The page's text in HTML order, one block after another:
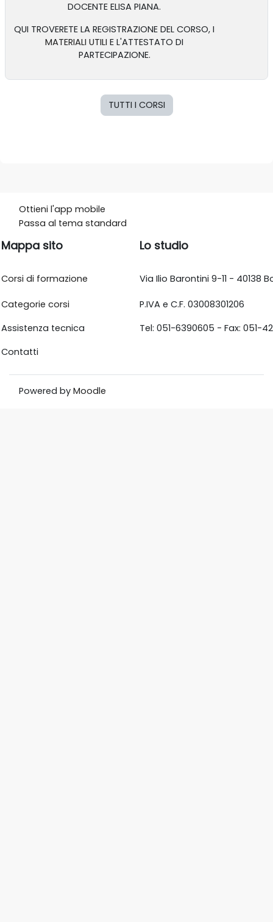
DOCENTE ELISA PIANA.
QUI TROVERETE LA REGISTRAZIONE DEL CORSO, I
MATERIALI UTILI E L'ATTESTATO DI
PARTECIPAZIONE.
TUTTI I CORSI
Ottieni l'app mobile
Passa al tema standard
Mappa sito Lo studio
Corsi di formazione Via Ilio Barontini 9-11 - 40138
Categorie corsi
P.IVA e C.F. 03008301206
Assistenza tecnica
Tel: 051-6390605 - Fax: 051-
Contatti
Powered by Moodle